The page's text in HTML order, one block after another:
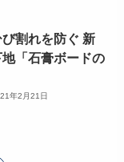
割れを防ぐ 新
「石膏ボードの
年2月21日